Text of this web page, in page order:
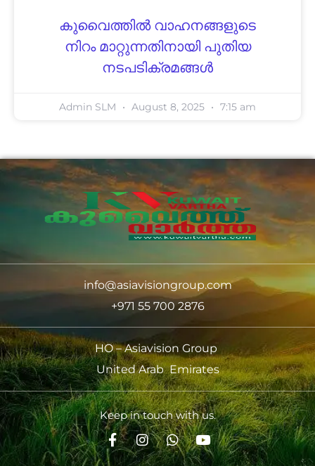
കുവൈത്തിൽ വാഹനങ്ങളുടെ
നിറം മാറ്റുന്നതിനായി പുതിയ
നടപടിക്രമങ്ങൾ
Admin SLM August 8, 2025 7:15 am
info@asiavisiongroup.com
+971 55 700 2876
HO – Asiavision Group
United Arab Emirates
Keep in touch with us.